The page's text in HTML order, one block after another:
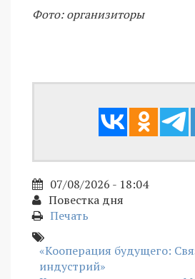
Фото: организиторы
07/08/2026 - 18:04
Повестка дня
Печать
«Кооперация будущего:
индустрий»